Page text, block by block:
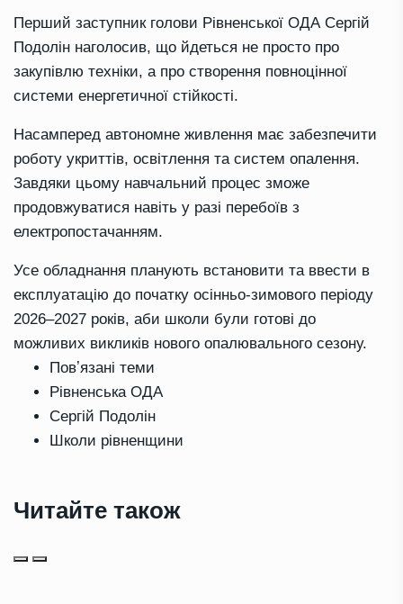
Перший заступник голови Рівненської ОДА Сергій
Подолін наголосив, що йдеться не просто про
закупівлю техніки, а про створення повноцінної
системи енергетичної стійкості.
Насамперед автономне живлення має забезпечити
роботу укриттів, освітлення та систем опалення.
Завдяки цьому навчальний процес зможе
продовжуватися навіть у разі перебоїв з
електропостачанням.
Усе обладнання планують встановити та ввести в
експлуатацію до початку осінньо-зимового періоду
2026–2027 років, аби школи були готові до
можливих викликів нового опалювального сезону.
Повʼязані теми
Рівненська ОДА
Сергій Подолін
Школи рівненщини
Читайте також